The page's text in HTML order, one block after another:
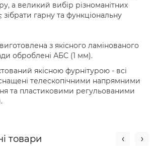
а великий вибір різноманітних
зібрати гарну та функціональну
​​з якісного ламінованого
оброблені АБС (1 мм).
якісною фурнітурою - всі
телескопічними напрямними
та пластиковими регульованими
товари